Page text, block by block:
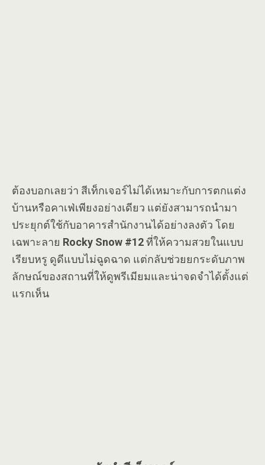
ต้องบอกเลยว่า สีเท็กเจอร์ไม่ได้เหมาะกับการตกแต่ง
บ้านหรือคาเฟ่เพียงอย่างเดียว แต่ยังสามารถนำมา
ประยุกต์ใช้กับอาคารสำนักงานได้อย่างลงตัว โดย
เฉพาะลาย Rocky Snow #12ที่ให้ความสวยในแบบ
เรียบหรู ดูดีแบบไม่ฉูดฉาด แต่กลับช่วยยกระดับภาพ
ลักษณ์ของสถานที่ให้ดูพรีเมียมและน่าจดจำได้ตั้งแต่
แรกเห็น